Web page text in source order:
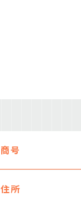
商号
住所